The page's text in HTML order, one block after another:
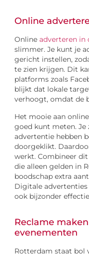
Online
Onlineadverteren in
slimmer. Je kunt je
gericht instellen,
te zien krijgen. Dit
platforms zoals
blijkt dat lokale
verhoogt, omdat de
Het mooie aan
goed kunt meten. Je
advertentie hebben
doorgeklikt.
werkt. Combineer
die alleen gelden in
boodschap extra
Digitale advertenties
ook bijzonder
Reclame
evenementen
Rotterdam staat bol